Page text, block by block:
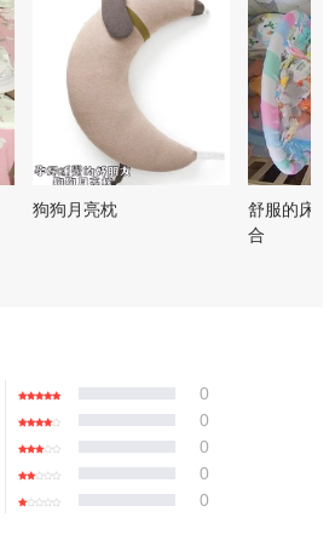
狗狗月亮枕
舒服的床
合
0
0
0
0
0